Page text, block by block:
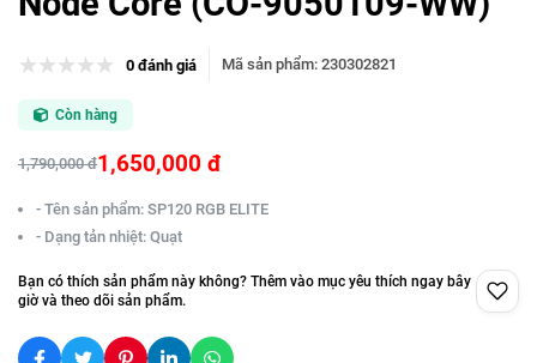
0 đánh giá Mã sản phẩm: 230302821
Còn hàng
1,790,000 đ1,650,000 đ
- Tên sản phẩm: SP120 RGB ELITE
- Dạng tản nhiệt: Quạt
Bạn có thích sản phẩm này không? Thêm vào mục yêu thích ngay bây
giờ và theo dõi sản phẩm.